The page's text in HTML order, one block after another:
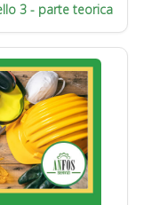
3 - parte teorica